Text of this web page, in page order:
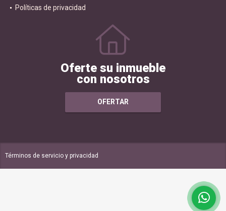
Contáctenos
Oferte su inmueble
con nosotros
OFERTAR
Términos de servicio y privacidad